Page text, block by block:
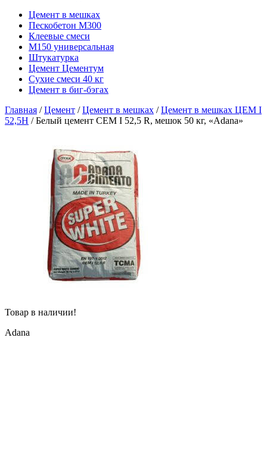
Цемент в мешках
Пескобетон М300
Клеевые смеси
М150 универсальная
Штукатурка
Цемент Цементум
Сухие смеси 40 кг
Цемент в биг-бэгах
Главная /Цемент /Цемент в мешках /Цемент в мешках ЦЕМ I
52,5Н / Белый цемент CEM I 52,5 R, мешок 50 кг, «Adana»
Товар в наличии!
Adana